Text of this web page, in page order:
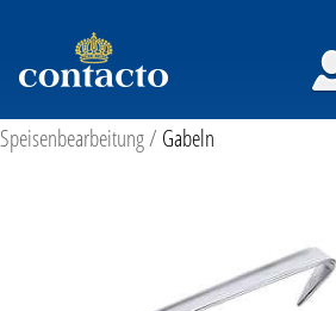
Speisenbearbeitung/ Gabeln